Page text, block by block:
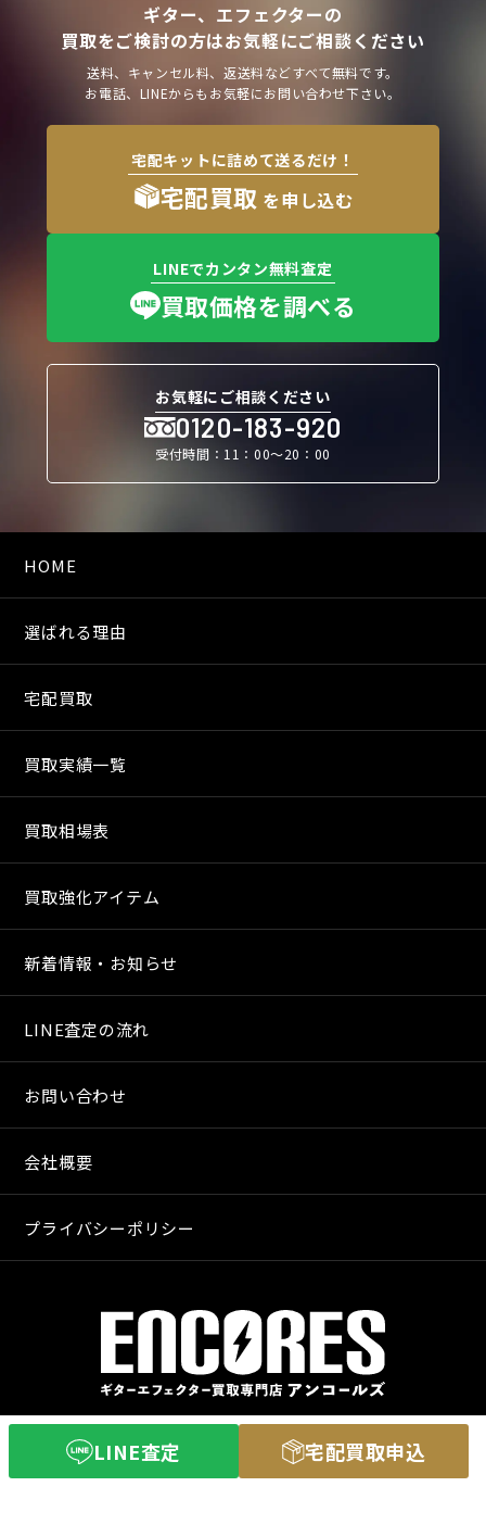
ギター、エフェクターの
買取をご検討の方はお気軽にご相談ください
送料、キャンセル料、返送料などすべて無料です。
お電話、LINEからもお気軽にお問い合わせ下さい。
宅配キットに詰めて送るだけ！
宅配買取 を申し込む
LINEでカンタン無料査定
買取価格を調べる
お気軽にご相談ください
0120-183-920
受付時間：11：00〜20：00
LINE査定 宅配買取申込
HOME
選ばれる理由
宅配買取
買取実績一覧
買取相場表
買取強化アイテム
新着情報・お知らせ
LINE査定の流れ
お問い合わせ
会社概要
プライバシーポリシー
〒640-8255
和歌山市和歌山市舟津町３丁目３
営業時間 11：00〜20：00